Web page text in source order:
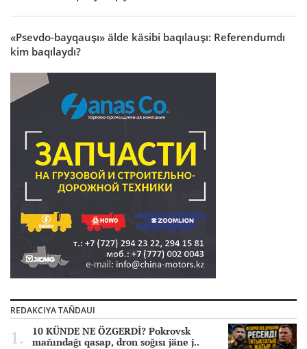
«Psevdo-bayqauşı» älde käsibi baqılauşı: Referendumdı
kim baqılaydı?
REDAKCIYA TAÑDAUI
10 KÜNDE NE ÖZGERDİ? Pokrovsk
mañındağı qasap, dron soğısı jäne j..